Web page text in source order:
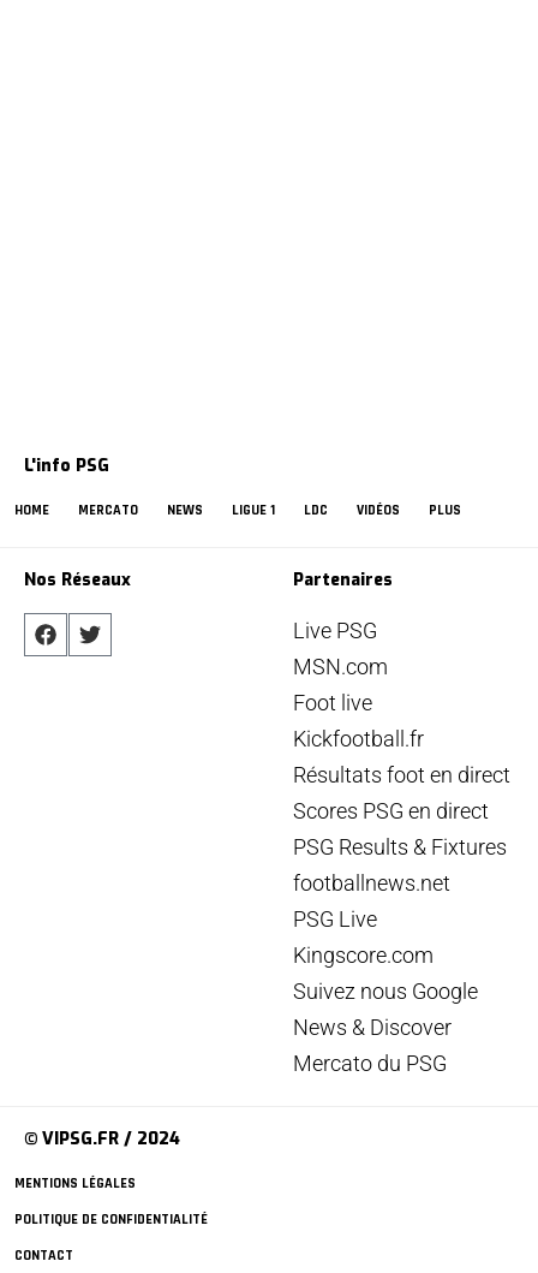
L'info PSG
HOME MERCATO NEWS LIGUE 1 LDC VIDÉOS PLUS
Nos Réseaux Partenaires
Live PSG
MSN.com
Foot live
Kickfootball.fr
Résultats foot en direct
Scores PSG en direct
PSG Results & Fixtures
footballnews.net
PSG Live
Kingscore.com
Suivez nous Google
News & Discover
Mercato du PSG
© VIPSG.FR / 2024
MENTIONS LÉGALES
POLITIQUE DE CONFIDENTIALITÉ
CONTACT